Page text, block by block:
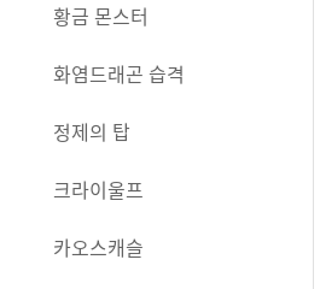
황금 몬스터
화염드래곤 습격
정제의 탑
크라이울프
카오스캐슬